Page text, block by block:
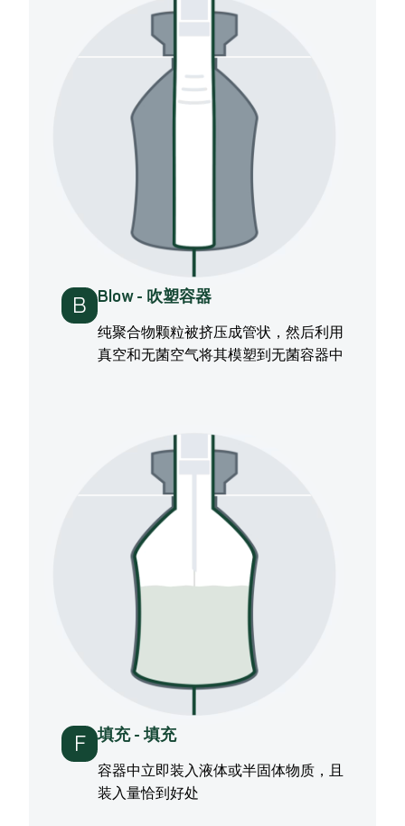
B Blow - 吹塑容器
纯聚合物颗粒被挤压成管状，然后利用
真空和无菌空气将其模塑到无菌容器中
F 填充 - 填充
容器中立即装入液体或半固体物质，且
装入量恰到好处